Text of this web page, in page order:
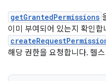
getGrantedPermissions
이미 부여되어 있는지 확인
해당 권한을 요청합니다. 헬